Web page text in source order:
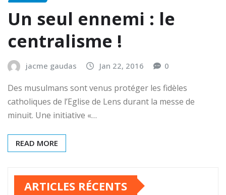
Un seul ennemi : le
centralisme !
jacme gaudas Jan 22, 2016 0
Des musulmans sont venus protéger les fidèles
catholiques de l’Eglise de Lens durant la messe de
minuit. Une initiative «…
READ MORE
ARTICLES RÉCENTS